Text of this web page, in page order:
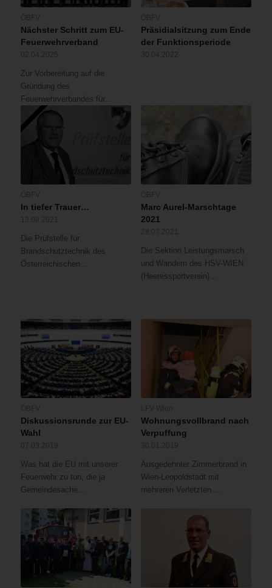
Nächster Schritt zum EU-
Feuerwehrverband
Zur Vorbereitung auf die
Gründung des
Feuerwehrverbandes für…
Präsidialsitzung zum Ende
der Funktionsperiode
In tiefer Trauer…
Die Prüfstelle für
Brandschutztechnik des
Österreichischen…
Marc Aurel-Marschtage
2021
Die Sektion Leistungsmarsch
und Wandern des HSV-WIEN
(Heeressportverein)…
Diskussionsrunde zur EU-
Wahl
Was hat die EU mit unserer
Feuerwehr zu tun, die ja
Gemeindesache…
Wohnungsvollbrand nach
Verpuffung
Ausgedehnter Zimmerbrand in
Wien-Leopoldstadt mit
mehreren Verletzten.…